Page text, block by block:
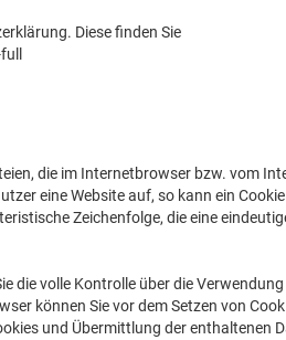
Diese finden Sie
die im Internetbrowser bzw. vom
eine Website auf, so kann ein
Zeichenfolge, die eine
die volle Kontrolle über die
können Sie vor dem Setzen von
und Übermittlung der enthaltenen